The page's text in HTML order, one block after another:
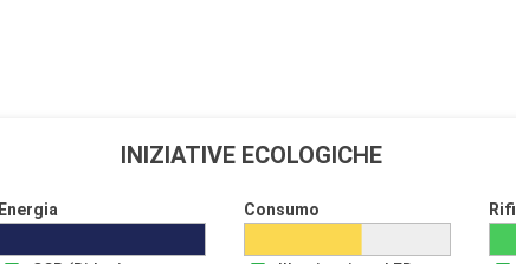
INIZIATIVE ECOLOGICHE
Energia Consumo